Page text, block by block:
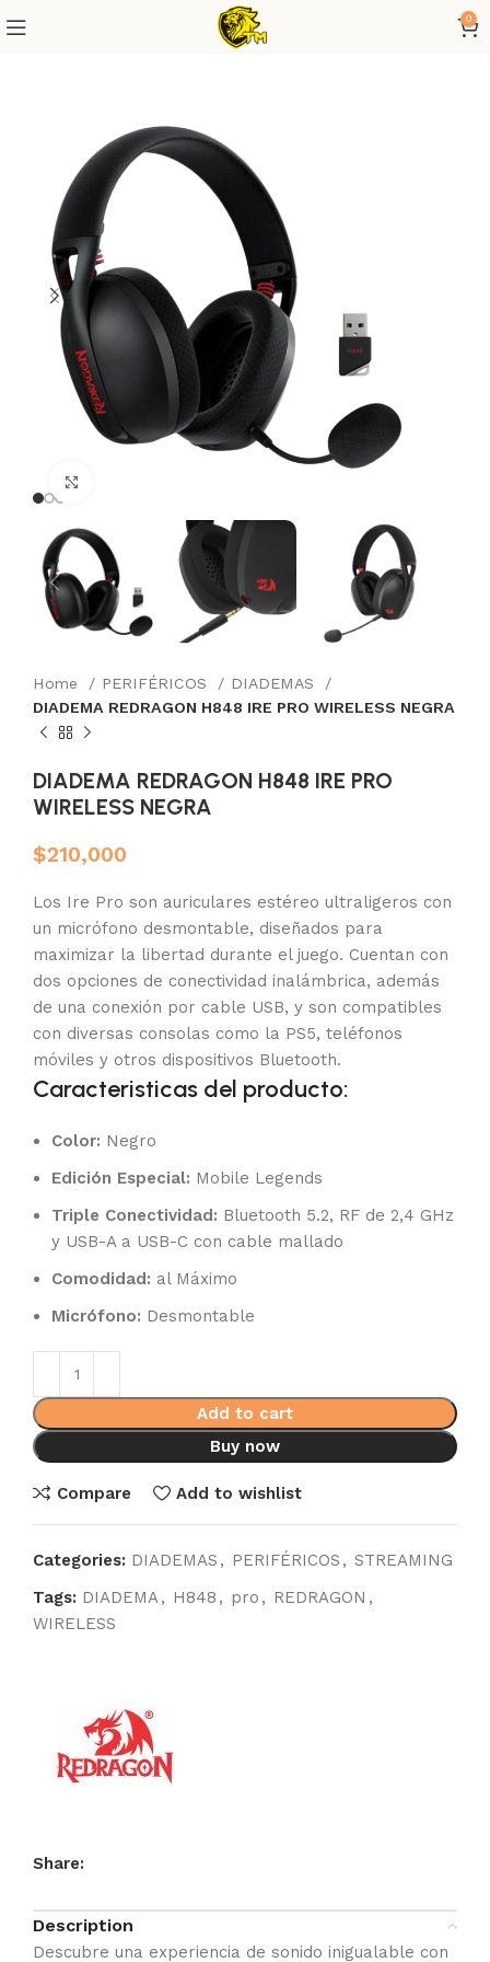
0
Home PERIFÉRICOS
DIADEMAS
DIADEMA REDRAGON H848 IRE PRO WIRELESS NEGRA
DIADEMA REDRAGON H848 IRE PRO
WIRELESS NEGRA
$210,000
Los Ire Pro son auriculares estéreo ultraligeros con
un micrófono desmontable, diseñados para
maximizar la libertad durante el juego. Cuentan con
dos opciones de conectividad inalámbrica, además
de una conexión por cable USB, y son compatibles
con diversas consolas como la PS5, teléfonos
móviles y otros dispositivos Bluetooth.
Caracteristicas del producto:
Color: Negro
Edición Especial: Mobile Legends
Triple Conectividad: Bluetooth 5.2, RF de 2,4 GHz
y USB-A a USB-C con cable mallado
Comodidad: al Máximo
Micrófono: Desmontable
Add to cart
Buy now
Compare Add to wishlist
Categories: DIADEMAS , PERIFÉRICOS , STREAMING
Tags: DIADEMA, H848 , pro , REDRAGON ,
WIRELESS
Share:
Description
Descubre una experiencia de sonido inigualable con